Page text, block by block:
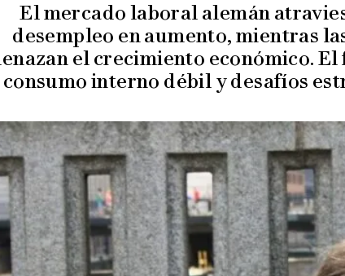
El mercado laboral alemán
desempleo en aumento, mientras
el crecimiento económico.
consumo interno débil y desafíos